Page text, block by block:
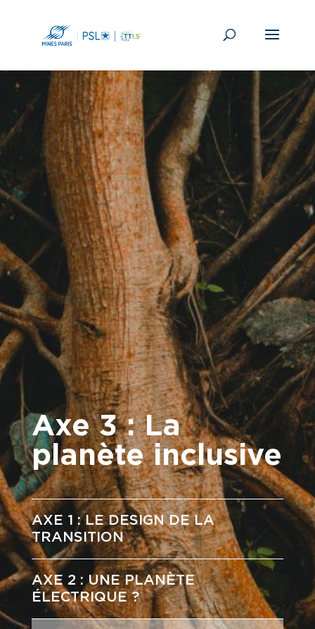
Axe 3 : La
planète inclusive
AXE 1 : LE DESIGN DE LA
TRANSITION
AXE 2 : UNE PLANÈTE
ÉLECTRIQUE ?